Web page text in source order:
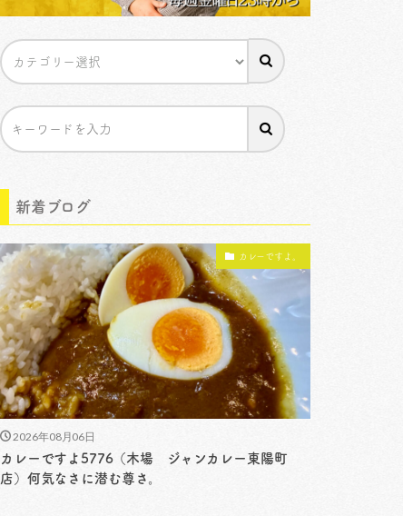
新着ブログ
カレーですよ。
2026年08月06日
カレーですよ5776（木場 ジャンカレー東陽町
店）何気なさに潜む尊さ。